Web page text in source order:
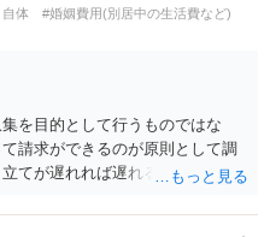
体 #婚姻費用(別居中の生活費など)
を目的として行うものではな
請求ができるのが原則として調
てが遅れれば遅れるほど、遡れ
らなかった場合に審判で裁判所